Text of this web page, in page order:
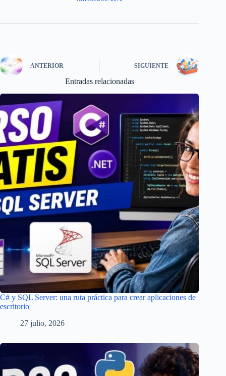
ANTERIOR SIGUIENTE
Entradas relacionadas
C# y SQL Server: una ruta práctica para crear aplicaciones de
escritorio
27 julio, 2026